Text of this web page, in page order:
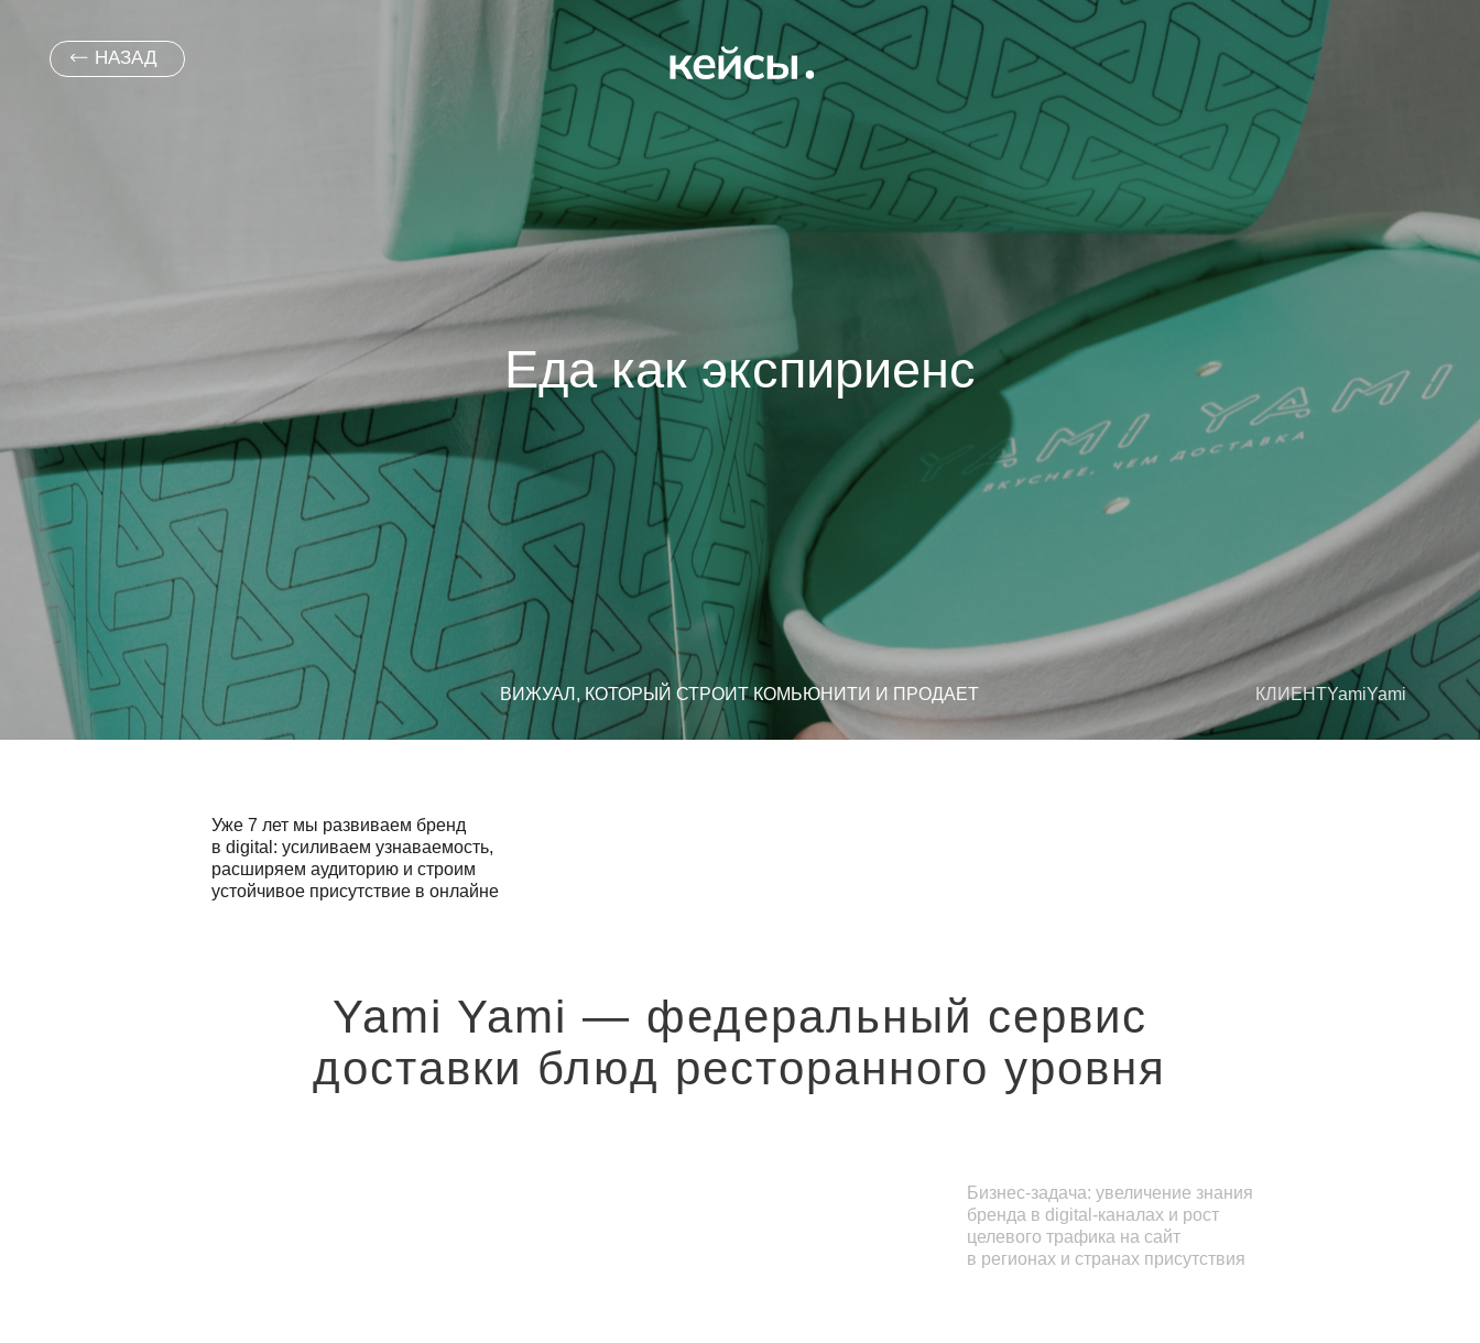
Еда как экспириенс
ВИЖУАЛ, КОТОРЫЙ СТРОИТ КОМЬЮНИТИ И ПРОДАЕТ КЛИЕНТYamiYami
НАЗАД
Yami Yami — федеральный сервис
доставки блюд ресторанного уровня
Бизнес-задача: увеличение знания
бренда в digital-каналах и рост
целевого трафика на сайт
в регионах и странах присутствия
Уже 7 лет мы развиваем бренд
в digital: усиливаем узнаваемость,
расширяем аудиторию и строим
устойчивое присутствие в онлайне